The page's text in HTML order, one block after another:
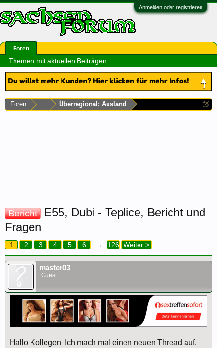
Anmelden oder registrieren
Foren ... Überregional: Ausland
Bericht
E55, Dubi - Teplice, Bericht und
Fragen
1 2 3 4 5 6 → 126 Weiter >
master03
Guest
Hallo Kollegen. Ich mach mal einen neuen Thread auf,
Foren
Themen mit aktuellen Beiträgen